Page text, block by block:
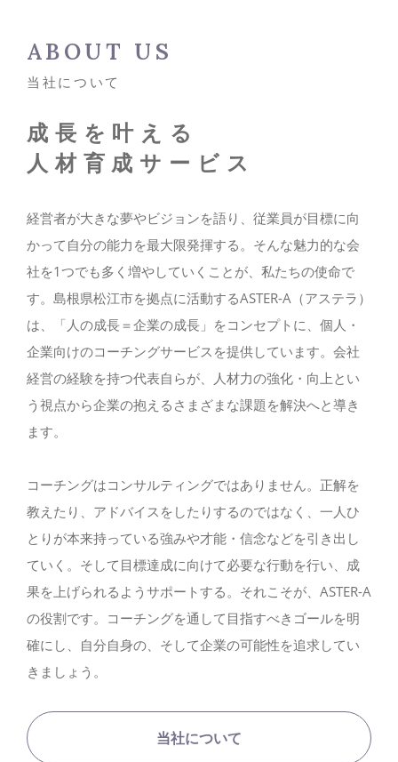
ABOUT US
当社について
成長を叶える
人材育成サービス
経営者が大きな夢やビジョンを語り、従業員が目標に向
かって自分の能力を最大限発揮する。そんな魅力的な会
社を1つでも多く増やしていくことが、私たちの使命で
す。島根県松江市を拠点に活動するASTER-A（アステラ）
は、「人の成長＝企業の成長」をコンセプトに、個人・
企業向けのコーチングサービスを提供しています。会社
経営の経験を持つ代表自らが、人材力の強化・向上とい
う視点から企業の抱えるさまざまな課題を解決へと導き
ます。
コーチングはコンサルティングではありません。正解を
教えたり、アドバイスをしたりするのではなく、一人ひ
とりが本来持っている強みや才能・信念などを引き出し
ていく。そして目標達成に向けて必要な行動を行い、成
果を上げられるようサポートする。それこそが、ASTER-A
の役割です。コーチングを通して目指すべきゴールを明
確にし、自分自身の、そして企業の可能性を追求してい
きましょう。
当社について